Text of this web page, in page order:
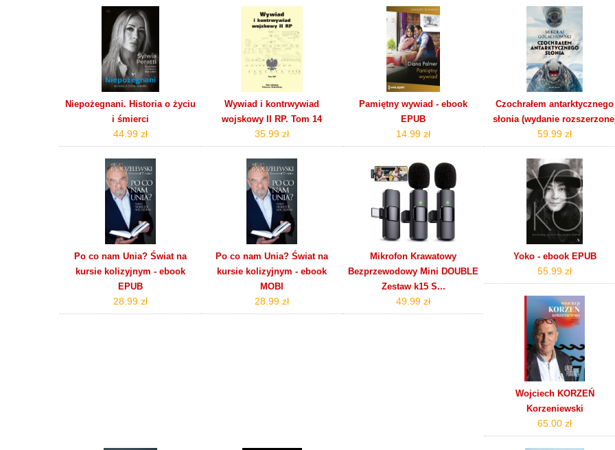
Niepożegnani. Historia o życiu
i śmierci
44.99 zł
Wywiad i kontrwywiad
wojskowy II RP. Tom 14
35.99 zł
Pamiętny wywiad - ebook
EPUB
14.99 zł
Czochrałem antarktycznego
słonia (wydanie
59.99 zł
Po co nam Unia? Świat na
kursie kolizyjnym - ebook
EPUB
28.99 zł
Po co nam Unia? Świat na
kursie kolizyjnym - ebook
MOBI
28.99 zł
Mikrofon Krawatowy
Bezprzewodowy Mini DOUBLE
Zestaw k15 S...
49.99 zł
Yoko - ebook EPUB
55.99 zł
Wojciech KORZEŃ
Korzeniewski
65.00 zł